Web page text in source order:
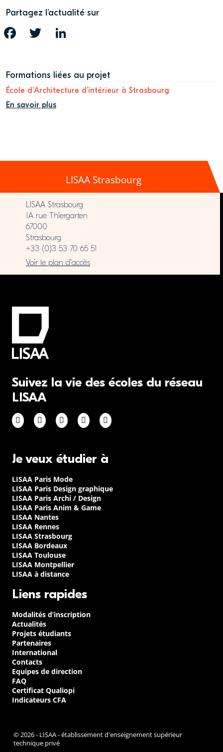
Partagez l’actualité sur
FACEBOOK TWITTER
Formations liées au projet
École d'Architecture d’intérieur à Strasbourg
En savoir plus
LISAA Strasbourg
LISAA Strasbourg
1A rue Thiergarten
67000
Strasbourg
+33 (0)3 53 70 65 51
Voir le plan d’accès
Suivez la vie des écoles du réseau
LISAA
Je veux étudier à
LISAA Paris Mode
LISAA Paris Design graphique
LISAA Paris Archi / Design
LISAA Paris Anim & Game
LISAA Nantes
LISAA Rennes
LISAA Strasbourg
LISAA Bordeaux
LISAA Toulouse
LISAA Montpellier
LISAA à distance
Liens rapides
Modalités d’inscription
Actualités
Projets étudiants
Partenaires
International
Contacts
Equipes de direction
FAQ
Certificat Qualiopi
Indicateurs CFA
© 2026 - LISAA - établissement d'enseignement supérieur
technique privé